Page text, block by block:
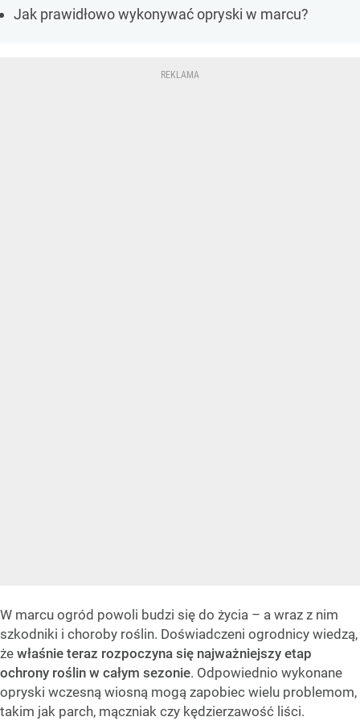
Jak prawidłowo wykonywać opryski w marcu?
W marcu ogród powoli budzi się do życia – a wraz z nim
szkodniki i choroby roślin. Doświadczeni ogrodnicy wiedzą,
że właśnie teraz rozpoczyna się najważniejszy etap
ochrony roślin w całym sezonie. Odpowiednio wykonane
opryski wczesną wiosną mogą zapobiec wielu problemom,
takim jak parch, mączniak czy kędzierzawość liści.